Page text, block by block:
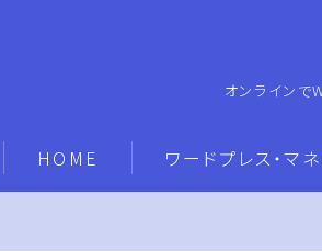
オンラインで
HOME ワードプレス・マ